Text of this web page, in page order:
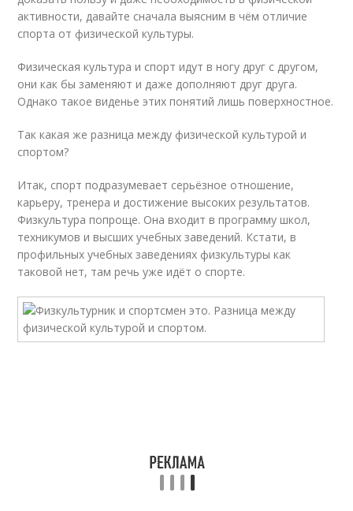
активности, давайте сначала выясним в чём отличие
спорта от физической культуры.
Физическая культура и спорт идут в ногу друг с другом,
они как бы заменяют и даже дополняют друг друга.
Однако такое виденье этих понятий лишь поверхностное.
Так какая же разница между физической культурой и
спортом?
Итак, спорт подразумевает серьёзное отношение,
карьеру, тренера и достижение высоких результатов.
Физкультура попроще. Она входит в программу школ,
техникумов и высших учебных заведений. Кстати, в
профильных учебных заведениях физкультуры как
таковой нет, там речь уже идёт о спорте.